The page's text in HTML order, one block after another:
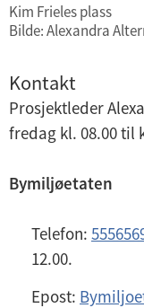
Kim Frieles plass
Bilde: Alexandra
Kontakt
Prosjektleder
fredag kl. 08.00 til
Bymiljøetaten
Telefon:
12.00.
Epost: